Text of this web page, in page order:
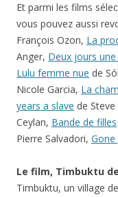
Et parmi les films
vous pouvez aussi
François Ozon, La
Anger, Deux jours
Lulu femme nue de
Nicole Garcia, La
years a slave de
Ceylan, Bande de filles
Pierre Salvadori, Gone
Le film, Timbuktu
Timbuktu, un village